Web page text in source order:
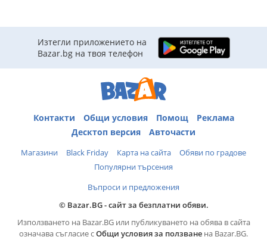
Изтегли приложението на
Bazar.bg на твоя телефон
Контакти Общи условия Помощ
Реклама
Десктоп версия
Авточасти
Магазини Black Friday Карта на сайта
Обяви по градове
Популярни търсения
Въпроси и предложения
© Bazar.BG - сайт за безплатни обяви.
Използването на Bazar.BG или публикуването на обява в сайта
означава съгласие сОбщи условия за ползване на Bazar.BG.